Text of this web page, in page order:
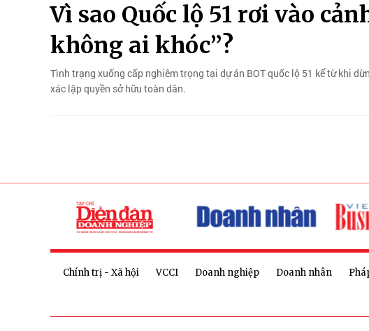
Vì sao Quốc lộ 51 rơi vào
không ai khóc”?
Tình trạng xuống cấp nghiêm trọng tại dự án BOT quốc lộ 51 kể từ khi
xác lập quyền sở hữu toàn dân.
Chính trị - Xã hội VCCI Doanh nghiệp Doanh nhân